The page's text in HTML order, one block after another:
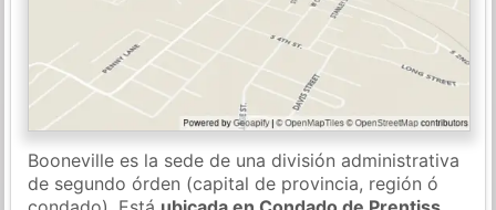
Booneville es la sede de una división administrativa
de segundo órden (capital de provincia, región ó